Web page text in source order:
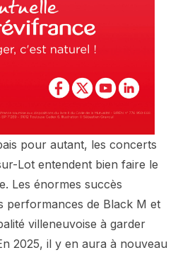
pour autant, les concerts
Lot entendent bien faire le
Les énormes succès
performances de Black M et
villeneuvoise à garder
2025, il y en aura à nouveau